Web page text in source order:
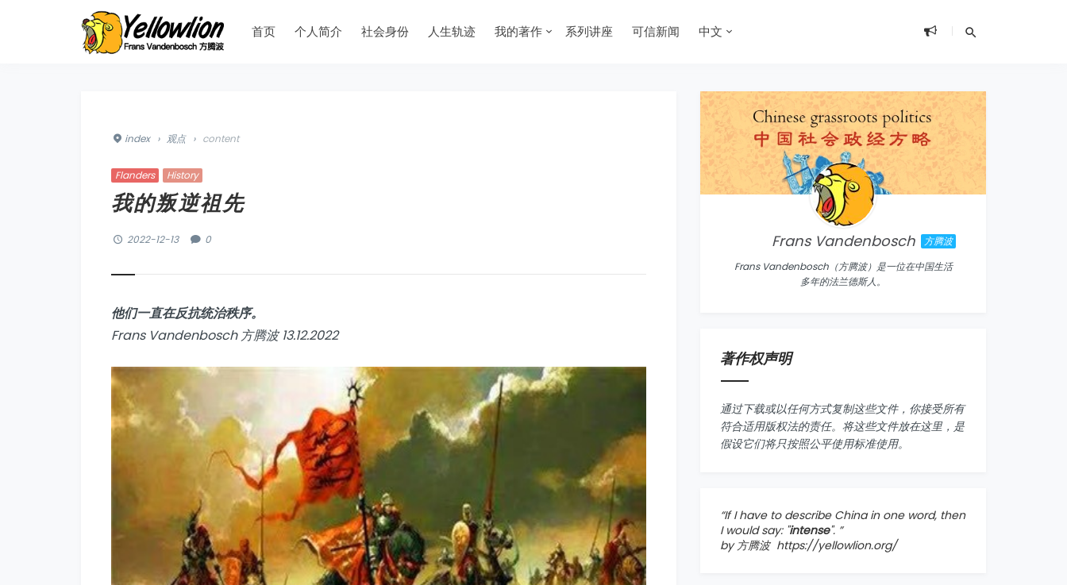
首页 个人简介 社会身份 人生轨迹 我的著作 系列讲座 可信新闻 中文
index › 观点 › content
Flanders History
我的叛逆祖先
2022-12-13 0
他们一直在反抗统治秩序。
Frans Vandenbosch 方腾波 13.12.2022
Frans Vandenbosch
方腾波
Frans Vandenbosch（方腾波）是一位在中国生活
多年的法兰德斯人。
著作权声明
通过下载或以任何方式复制这些文件，你接受所有
符合适用版权法的责任。将这些文件放在这里，是
假设它们将只按照公平使用标准使用。
“If I have to describe China in one word, then
I would say: "intense". ”
by 方腾波https://yellowlion.org/